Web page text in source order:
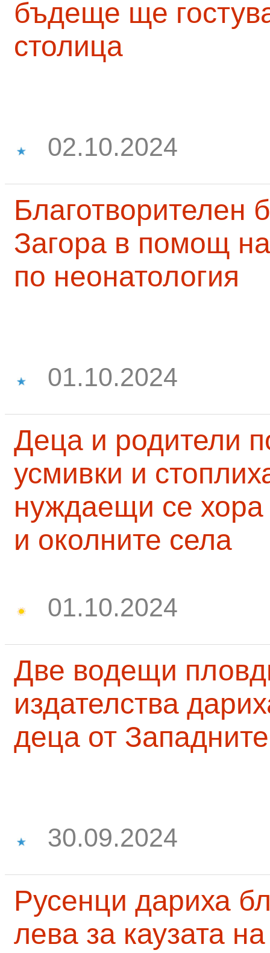
бъдеще ще
столица
02.10.2024
Благотворителен
Загора в помощ
по неонатология
01.10.2024
Деца и родители
усмивки и
нуждаещи се
и околните села
01.10.2024
Две водещи
издателства
деца от
30.09.2024
Русенци дариха
лева за каузата